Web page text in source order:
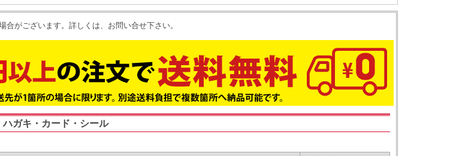
がございます。詳しくは、お問い合せ下さい。
ガキ・カード・シール